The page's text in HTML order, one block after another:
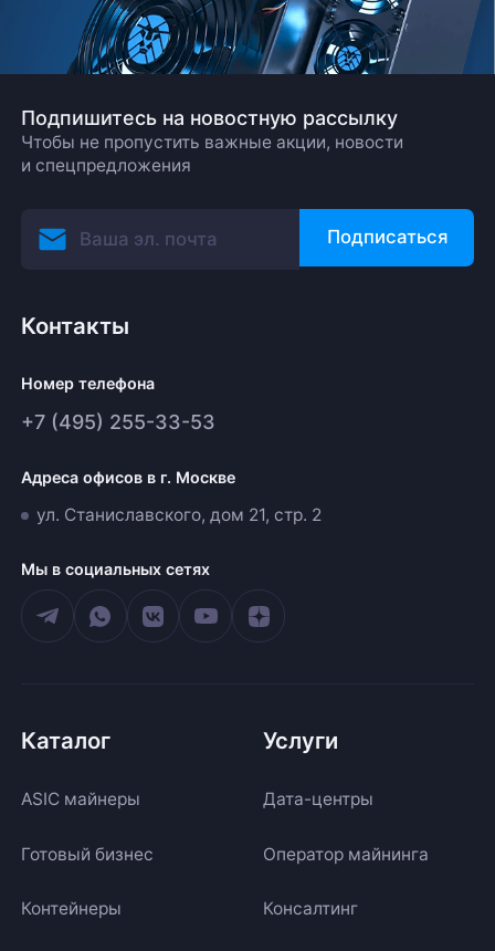
Подпишитесь на новостную рассылку
Чтобы не пропустить важные акции, новости
и спецпредложения
Подписаться
Контакты
Номер телефона
+7 (495) 255-33-53
Адреса офисов в г. Москве
ул. Станиславского, дом 21, стр. 2
Мы в социальных сетях
Каталог
ASIC майнеры
Готовый бизнес
Контейнеры
Услуги
Дата-центры
Оператор майнинга
Консалтинг